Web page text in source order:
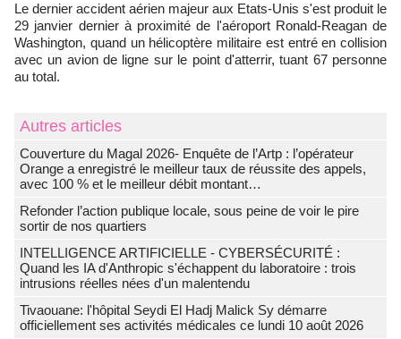
Le dernier accident aérien majeur aux Etats-Unis s'est produit le
29 janvier dernier à proximité de l'aéroport Ronald-Reagan de
Washington, quand un hélicoptère militaire est entré en collision
avec un avion de ligne sur le point d'atterrir, tuant 67 personne
au total.
Autres articles
Couverture du Magal 2026- Enquête de l’Artp : l’opérateur
Orange a enregistré le meilleur taux de réussite des appels,
avec 100 % et le meilleur débit montant…
Refonder l’action publique locale, sous peine de voir le pire
sortir de nos quartiers
INTELLIGENCE ARTIFICIELLE - CYBERSÉCURITÉ :
Quand les IA d'Anthropic s'échappent du laboratoire : trois
intrusions réelles nées d'un malentendu
Tivaouane: l'hôpital Seydi El Hadj Malick Sy démarre
officiellement ses activités médicales ce lundi 10 août 2026